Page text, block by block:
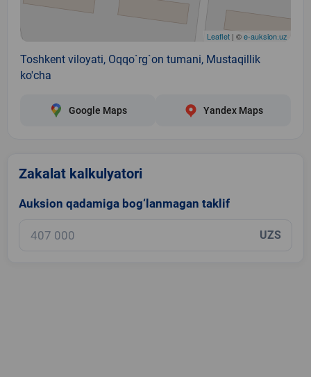
Leaflet | ©e-auksion.uz
Toshkent viloyati, Oqqo`rg`on tumani, Mustaqillik
ko'cha
Google Maps Yandex Maps
Zakalat kalkulyatori
Auksion qadamiga bog‘lanmagan taklif
UZS